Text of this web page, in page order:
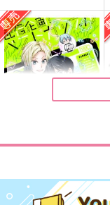
gggっと
944円（税込）
カイザー×潔世一
サンプル
ップル要注意
ぷてりんぐ